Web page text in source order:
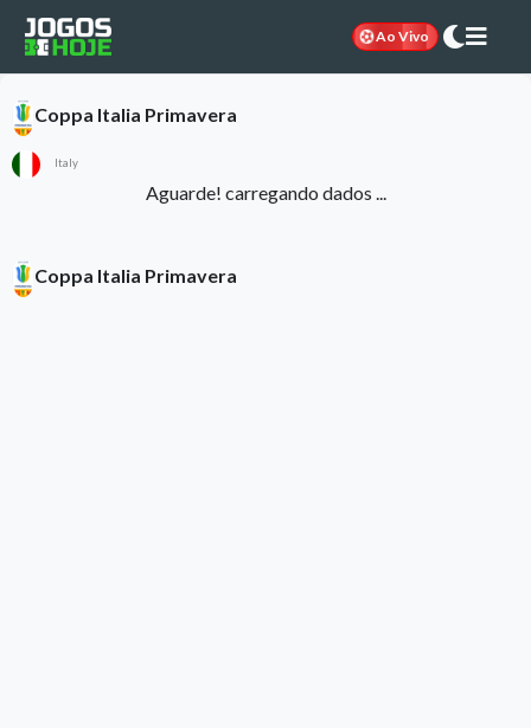
Ao Vivo
Coppa Italia Primavera
Italy
Aguarde! carregando dados ...
Coppa Italia Primavera